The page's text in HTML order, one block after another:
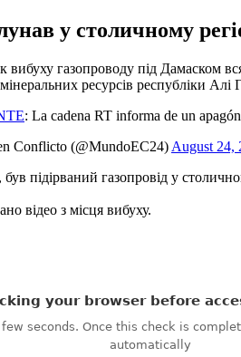
у столичному
вибуху газопроводу під Дамаском
ресурсів республіки Алі
: La cadena RT informa de un
Conflicto (@MundoEC24) August 24,
підірваний газопровід у
відео з місця вибуху.